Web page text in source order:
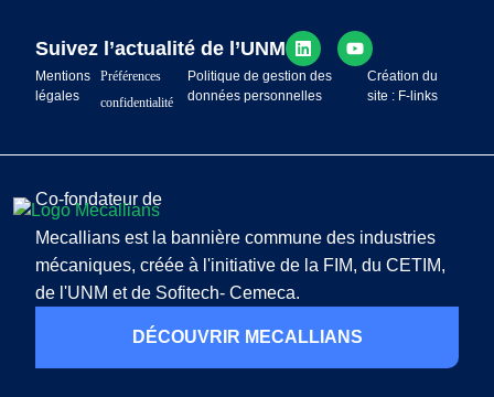
Suivez l’actualité de l’UNM
Mentions
légales
Préférences
confidentialité
Politique de gestion des
données personnelles
Création du
site : F-links
Co-fondateur de
Mecallians est la bannière commune des industries
mécaniques, créée à l'initiative de la FIM, du CETIM,
de l'UNM et de Sofitech- Cemeca.
DÉCOUVRIR MECALLIANS